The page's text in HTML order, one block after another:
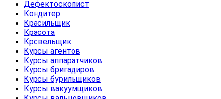
Дефектоскопист
Кондитер
Красильщик
Красота
Кровельщик
Курсы агентов
Курсы аппаратчиков
Курсы бригадиров
Курсы бурильщиков
Курсы вакуумщиков